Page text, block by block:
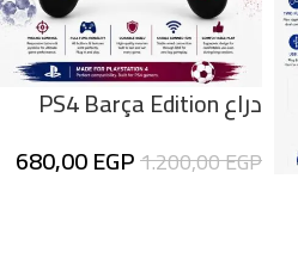
دراع PS4 Barça Edition
للألعاب1.200,00EGP
680,00EGP